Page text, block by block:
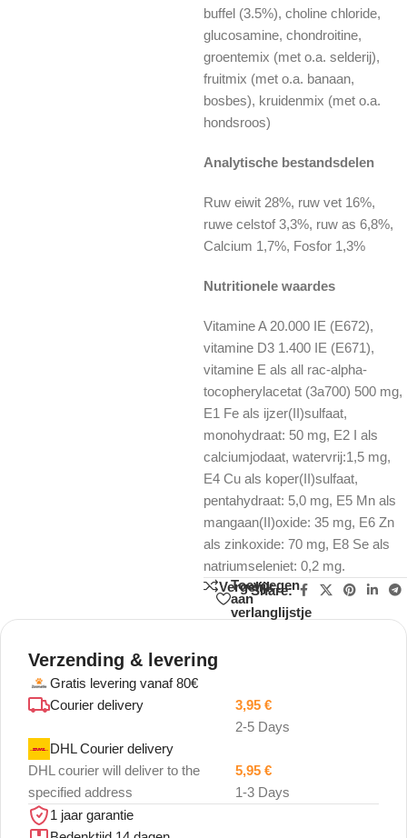
buffel (3.5%), choline chloride,
glucosamine, chondroitine,
groentemix (met o.a. selderij),
fruitmix (met o.a. banaan,
bosbes), kruidenmix (met o.a.
hondsroos)
Analytische bestandsdelen
Ruw eiwit 28%, ruw vet 16%,
ruwe celstof 3,3%, ruw as 6,8%,
Calcium 1,7%, Fosfor 1,3%
Nutritionele waardes
Vitamine A 20.000 IE (E672),
vitamine D3 1.400 IE (E671),
vitamine E als all rac-alpha-
tocopherylacetat (3a700) 500 mg,
E1 Fe als ijzer(II)sulfaat,
monohydraat: 50 mg, E2 I als
calciumjodaat, watervrij:1,5 mg,
E4 Cu als koper(II)sulfaat,
pentahydraat: 5,0 mg, E5 Mn als
mangaan(II)oxide: 35 mg, E6 Zn
als zinkoxide: 70 mg, E8 Se als
natriumseleniet: 0,2 mg.
Vergelijk
Toevoegen
aan
verlanglijstje
Share:
Verzending & levering
Gratis levering vanaf 80€
Courier delivery
2-5 Days
3,95 €
DHL Courier delivery
DHL courier will deliver to the
specified address
1-3 Days
5,95 €
1 jaar garantie